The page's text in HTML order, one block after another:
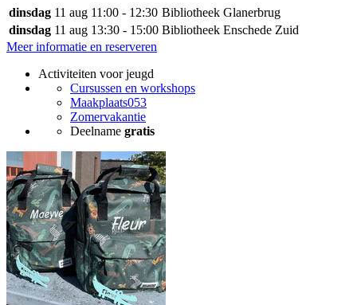
dinsdag 11 aug 11:00 - 12:30 Bibliotheek Glanerbrug
dinsdag 11 aug 13:30 - 15:00 Bibliotheek Enschede Zuid
Meer informatie en reserveren
Activiteiten voor jeugd
Cursussen en workshops
Maakplaats053
Zomervakantie
Deelname gratis